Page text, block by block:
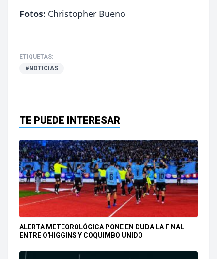
Fotos: Christopher Bueno
ETIQUETAS:
#NOTICIAS
TE PUEDE INTERESAR
ALERTA METEOROLÓGICA PONE EN DUDA LA FINAL
ENTRE O'HIGGINS Y COQUIMBO UNIDO